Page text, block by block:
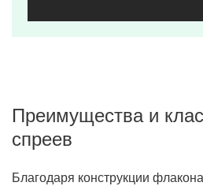
Преимущества и
спреев
Благодаря конструкции